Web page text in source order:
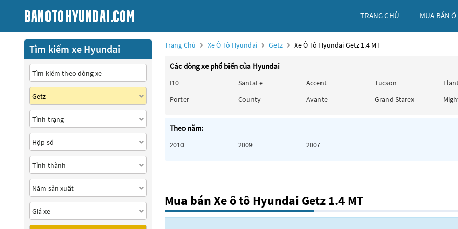
TRANG CHỦ MUA BÁN
Trang Chủ Xe Ô Tô Hyundai Getz Xe Ô Tô Hyundai Getz 1.4 MT
Các dòng xe phổ biến của Hyundai
I10 SantaFe Accent Tucson
Porter
County Avante Grand Starex
Theo năm:
2010 2009 2007
Mua bán Xe ô tô Hyundai Getz 1.4 MT
Tìm kiếm xe Hyundai